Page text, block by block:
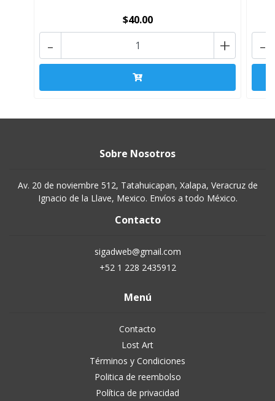
$40.00
+
- -
Sobre Nosotros
Av. 20 de noviembre 512, Tatahuicapan, Xalapa, Veracruz de
Ignacio de la Llave, Mexico. Envíos a todo México.
Contacto
sigadweb@gmail.com
+52 1 228 2435912
Menú
Contacto
Lost Art
Términos y Condiciones
Politica de reembolso
Política de privacidad